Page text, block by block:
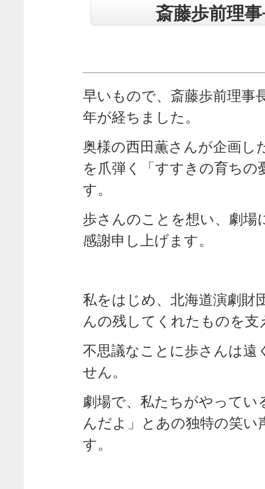
斎藤歩前理
早いもので、斎藤歩前理事
年が経ちました。
奥様の西田薫さんが企画
を爪弾く「すすきの育ちの
す。
歩さんのことを想い、劇場
感謝申し上げます。
私をはじめ、北海道演劇財
んの残してくれたものを
不思議なことに歩さんは
せん。
劇場で、私たちがやって
んだよ」とあの独特の笑
す。